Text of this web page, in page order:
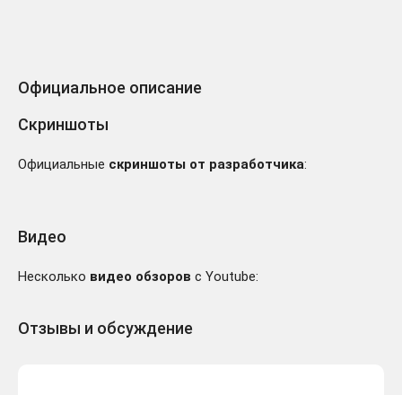
Официальное описание
Скриншоты
Официальные скриншоты от разработчика:
Видео
Несколько видео обзоров с Youtube:
Отзывы и обсуждение